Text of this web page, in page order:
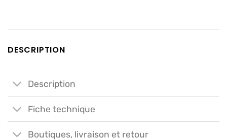
DESCRIPTION
Description
Fiche technique
Boutiques, livraison et retour